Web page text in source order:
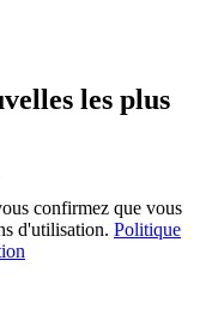
les plus
confirmez que vous
d'utilisation. Politique